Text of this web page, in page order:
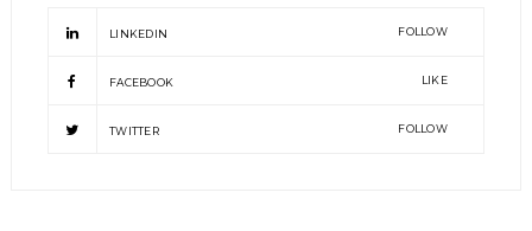
LINKEDIN FOLLOW
FACEBOOK LIKE
TWITTER FOLLOW